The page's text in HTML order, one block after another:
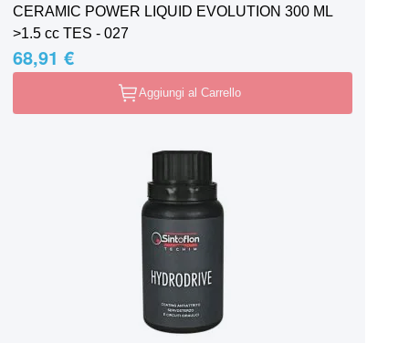
CERAMIC POWER LIQUID EVOLUTION 300 ML
>1.5 cc TES - 027
68,91 €
Aggiungi al Carrello